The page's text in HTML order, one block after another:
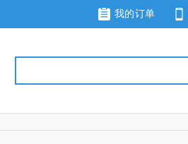
我的订单